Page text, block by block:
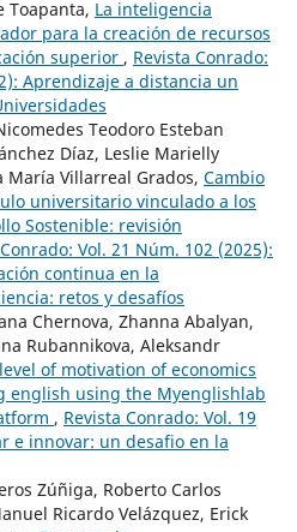
Toapanta, La inteligencia
para la creación de recursos
superior , Revista Conrado:
Aprendizaje a distancia un
Teodoro Esteban
Díaz, Leslie Marielly
María Villarreal Grados, Cambio
universitario vinculado a los
Sostenible: revisión
Vol. 21 Núm. 102 (2025):
continua en la
retos y desafíos
Chernova, Zhanna Abalyan,
Rubannikova, Aleksandr
of motivation of economics
english using the Myenglishlab
, Revista Conrado: Vol. 19
e innovar: un desafio en la
Zúñiga, Roberto Carlos
Ricardo Velázquez, Erick